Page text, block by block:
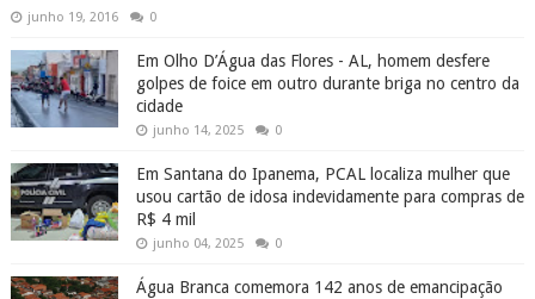
junho 19, 2016 0
Em Olho D’Água das Flores - AL, homem desfere
golpes de foice em outro durante briga no centro da
cidade
junho 14, 2025 0
Em Santana do Ipanema, PCAL localiza mulher que
usou cartão de idosa indevidamente para compras de
R$ 4 mil
junho 04, 2025 0
Água Branca comemora 142 anos de emancipação